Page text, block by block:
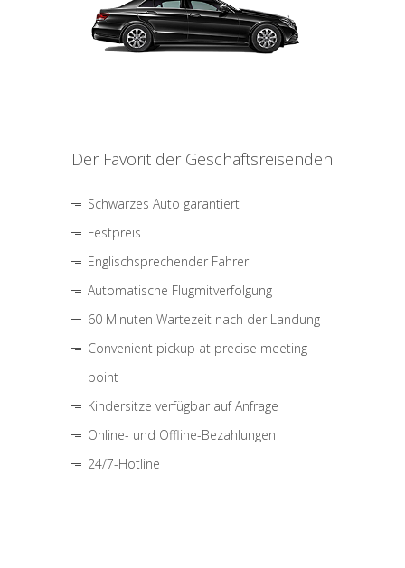
Der Favorit der Geschäftsreisenden
Schwarzes Auto garantiert
Festpreis
Englischsprechender Fahrer
Automatische Flugmitverfolgung
60 Minuten Wartezeit nach der Landung
Convenient pickup at precise meeting
point
Kindersitze verfügbar auf Anfrage
Online- und Offline-Bezahlungen
24/7-Hotline